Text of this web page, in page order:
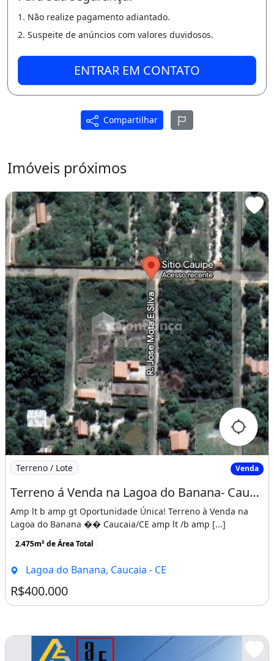
1. Não realize pagamento adiantado.
2. Suspeite de anúncios com valores duvidosos.
ENTRAR EM CONTATO
Compartilhar
Imóveis próximos
Imagem: Terreno á Venda na Lagoa do Banana- Caucaia/
Terreno / Lote Venda
Terreno á Venda na Lagoa do Banana- Caucaia/CE
Amp lt b amp gt Oportunidade Única! Terreno à Venda na
Lagoa do Banana �� Caucaia/CE amp lt /b amp [...]
2.475m² de Área Total
Lagoa do Banana, Caucaia - CE
R$400.000